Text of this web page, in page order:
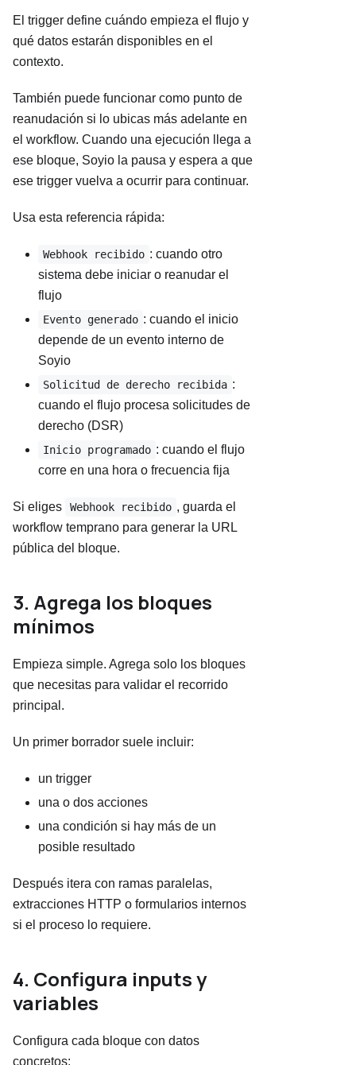
El trigger define cuándo empieza el flujo y
qué datos estarán disponibles en el
contexto.
También puede funcionar como punto de
reanudación si lo ubicas más adelante en
el workflow. Cuando una ejecución llega a
ese bloque, Soyio la pausa y espera a que
ese trigger vuelva a ocurrir para continuar.
Usa esta referencia rápida:
Webhook recibido : cuando otro
sistema debe iniciar o reanudar el
flujo
Evento generado : cuando el inicio
depende de un evento interno de
Soyio
Solicitud de derecho recibida :
cuando el flujo procesa solicitudes de
derecho (DSR)
Inicio programado : cuando el flujo
corre en una hora o frecuencia fija
Si eliges Webhook recibido , guarda el
workflow temprano para generar la URL
pública del bloque.
3. Agrega los bloques
mínimos
Empieza simple. Agrega solo los bloques
que necesitas para validar el recorrido
principal.
Un primer borrador suele incluir:
un trigger
una o dos acciones
una condición si hay más de un
posible resultado
Después itera con ramas paralelas,
extracciones HTTP o formularios internos
si el proceso lo requiere.
4. Configura inputs y
variables
Configura cada bloque con datos
concretos: